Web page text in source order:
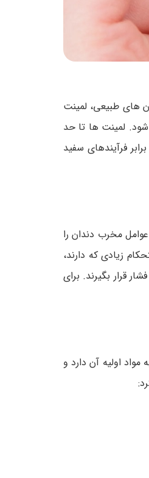
های طبیعی، لمینت
لمینت ها تا حد
فرآیندهای سفید
مخرب دندان را
زیادی که دارند،
قرار بگیرند. برای
اولیه آن دارد و